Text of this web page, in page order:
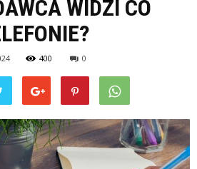
WIDZI CO
400 0